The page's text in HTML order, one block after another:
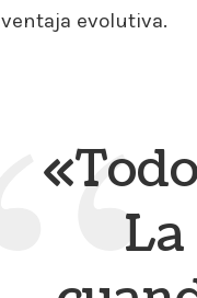
ventaja evolutiva.